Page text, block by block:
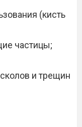
(кисть
частицы;
и трещин